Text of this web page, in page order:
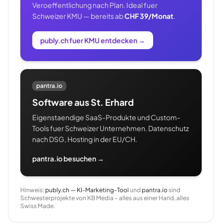
Veroeffentlichung nach Plan. Ideal fuer
Schweizer KMU — bereits abCHF 39/Monat.
publy.ch fuer KMU entdecken →
pantra.io
Software aus St. Erhard
Eigenstaendige SaaS-Produkte und Custom-
Tools fuer Schweizer Unternehmen. Datenschutz
nach DSG, Hosting in der EU/CH.
pantra.io besuchen →
Hinweis: publy.ch — KI-Marketing-Tool und pantra.iosind
Schwesterprojekte von KB Media – alles aus einer Hand, alles
Swiss Made.